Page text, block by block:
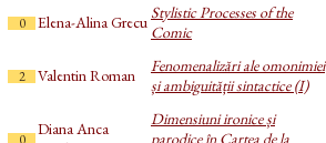
0 Elena-Alina Grecu Stylistic Processes of the
Comic
2 Valentin Roman
Fenomenalizări ale omonimiei
și ambiguității sintactice (I)
0
Diana Anca
Dimensiuni ironice și
parodice în Cartea de la